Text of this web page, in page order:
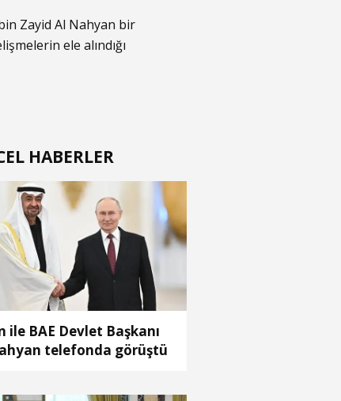
Zayid Al Nahyan bir
ele alındığı
HABERLER
ile BAE Devlet Başkanı
telefonda görüştü